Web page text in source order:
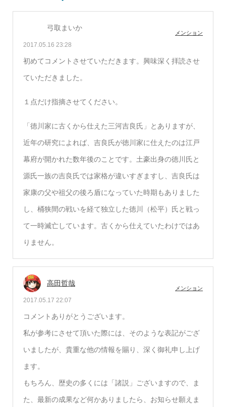
弓取まいか
2017.05.16 23:28
メンション
初めてコメントさせていただきます。興味深く拝読させ
ていただきました。
１点だけ指摘させてください。
「徳川家に古くから仕えた三河吉良氏」とありますが、
近年の研究によれば、吉良氏が徳川家に仕えたのは江戸
幕府が開かれた数年後のことです。土豪出身の徳川氏と
源氏一族の吉良氏では家格が違いすぎますし、吉良氏は
家康の父や祖父の後ろ盾になっていた時期もありました
し、桶狭間の戦いを経て独立した徳川（松平）氏と戦っ
て一時滅亡しています。古くから仕えていたわけではあ
りません。
高田哲哉
2017.05.17 22:07
メンション
コメントありがとうございます。
私が参考にさせて頂いた際には、そのような表記がござ
いましたが、貴重な他の情報を賜り、深く御礼申し上げ
ます。
もちろん、歴史の多くには「諸説」ございますので、ま
た、最新の成果など何かありましたら、お知らせ願えま